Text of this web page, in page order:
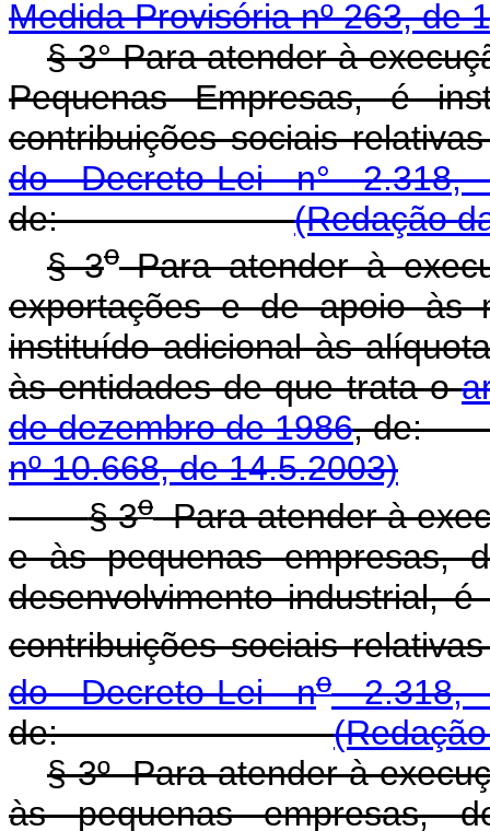
Medida Provisória nº 263, de
§ 3° Para atender à
Pequenas Empresas, é
contribuições sociais
do Decreto-Lei n°
de:(Redação
§ 3oPara atender à
exportações e de apoio às
instituído adicional às
às entidades de que trata o
de dezembro de 1986,
nº 10.668, de 14.5.2003)
§ 3oPara atender à
e às pequenas empresas,
desenvolvimento industrial,
contribuições sociais
do Decreto-Lei no2.318,
de:
§ 3º Para atender à
às pequenas empresas,